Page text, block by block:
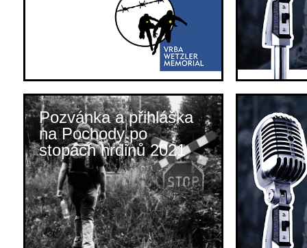
Pozvánka a přihláška
na Pochody po
stopách hrdinů 2021